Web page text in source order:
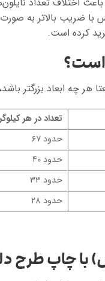
با ضریب بالاتر به
کرده است.
است؟
هر چه ابعاد بزرگتر
تعداد در هر
حدود ۶۷
حدود ۴۰
حدود ۳۳
حدود ۲۸
با چاپ طرح